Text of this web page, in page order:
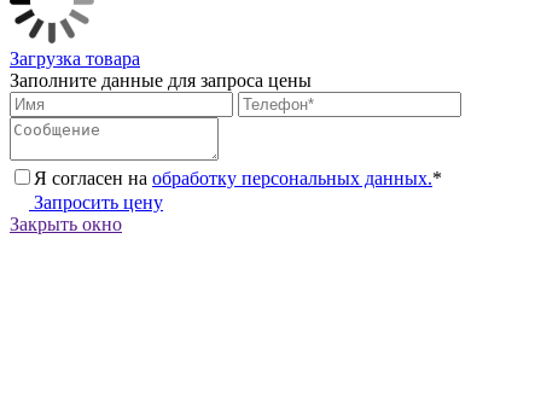
Загрузка товара
Заполните данные для запроса цены
Я согласен на обработку персональных данных.*
Запросить цену
Закрыть окно